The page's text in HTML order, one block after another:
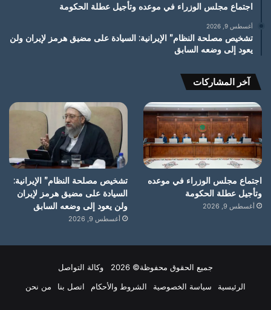
اجتماع مجلس الوزراء في موعده وتأجيل عطلة الحكومة
أغسطس 9, 2026
تشخيص مصلحة النظام” الإيرانية: السيادة على مضيق هرمز لإيران ولن
يعود إلى وضعه السابق
آخر المشاركات
اجتماع مجلس الوزراء في موعده
وتأجيل عطلة الحكومة
أغسطس 9, 2026
تشخيص مصلحة النظام” الإيرانية:
السيادة على مضيق هرمز لإيران
ولن يعود إلى وضعه السابق
أغسطس 9, 2026
جميع الحقوق محفوظة© 2026 وكالة التواصل
الرئيسية
سياسة الخصوصية الشروط والأحكام اتصل بنا من نحن